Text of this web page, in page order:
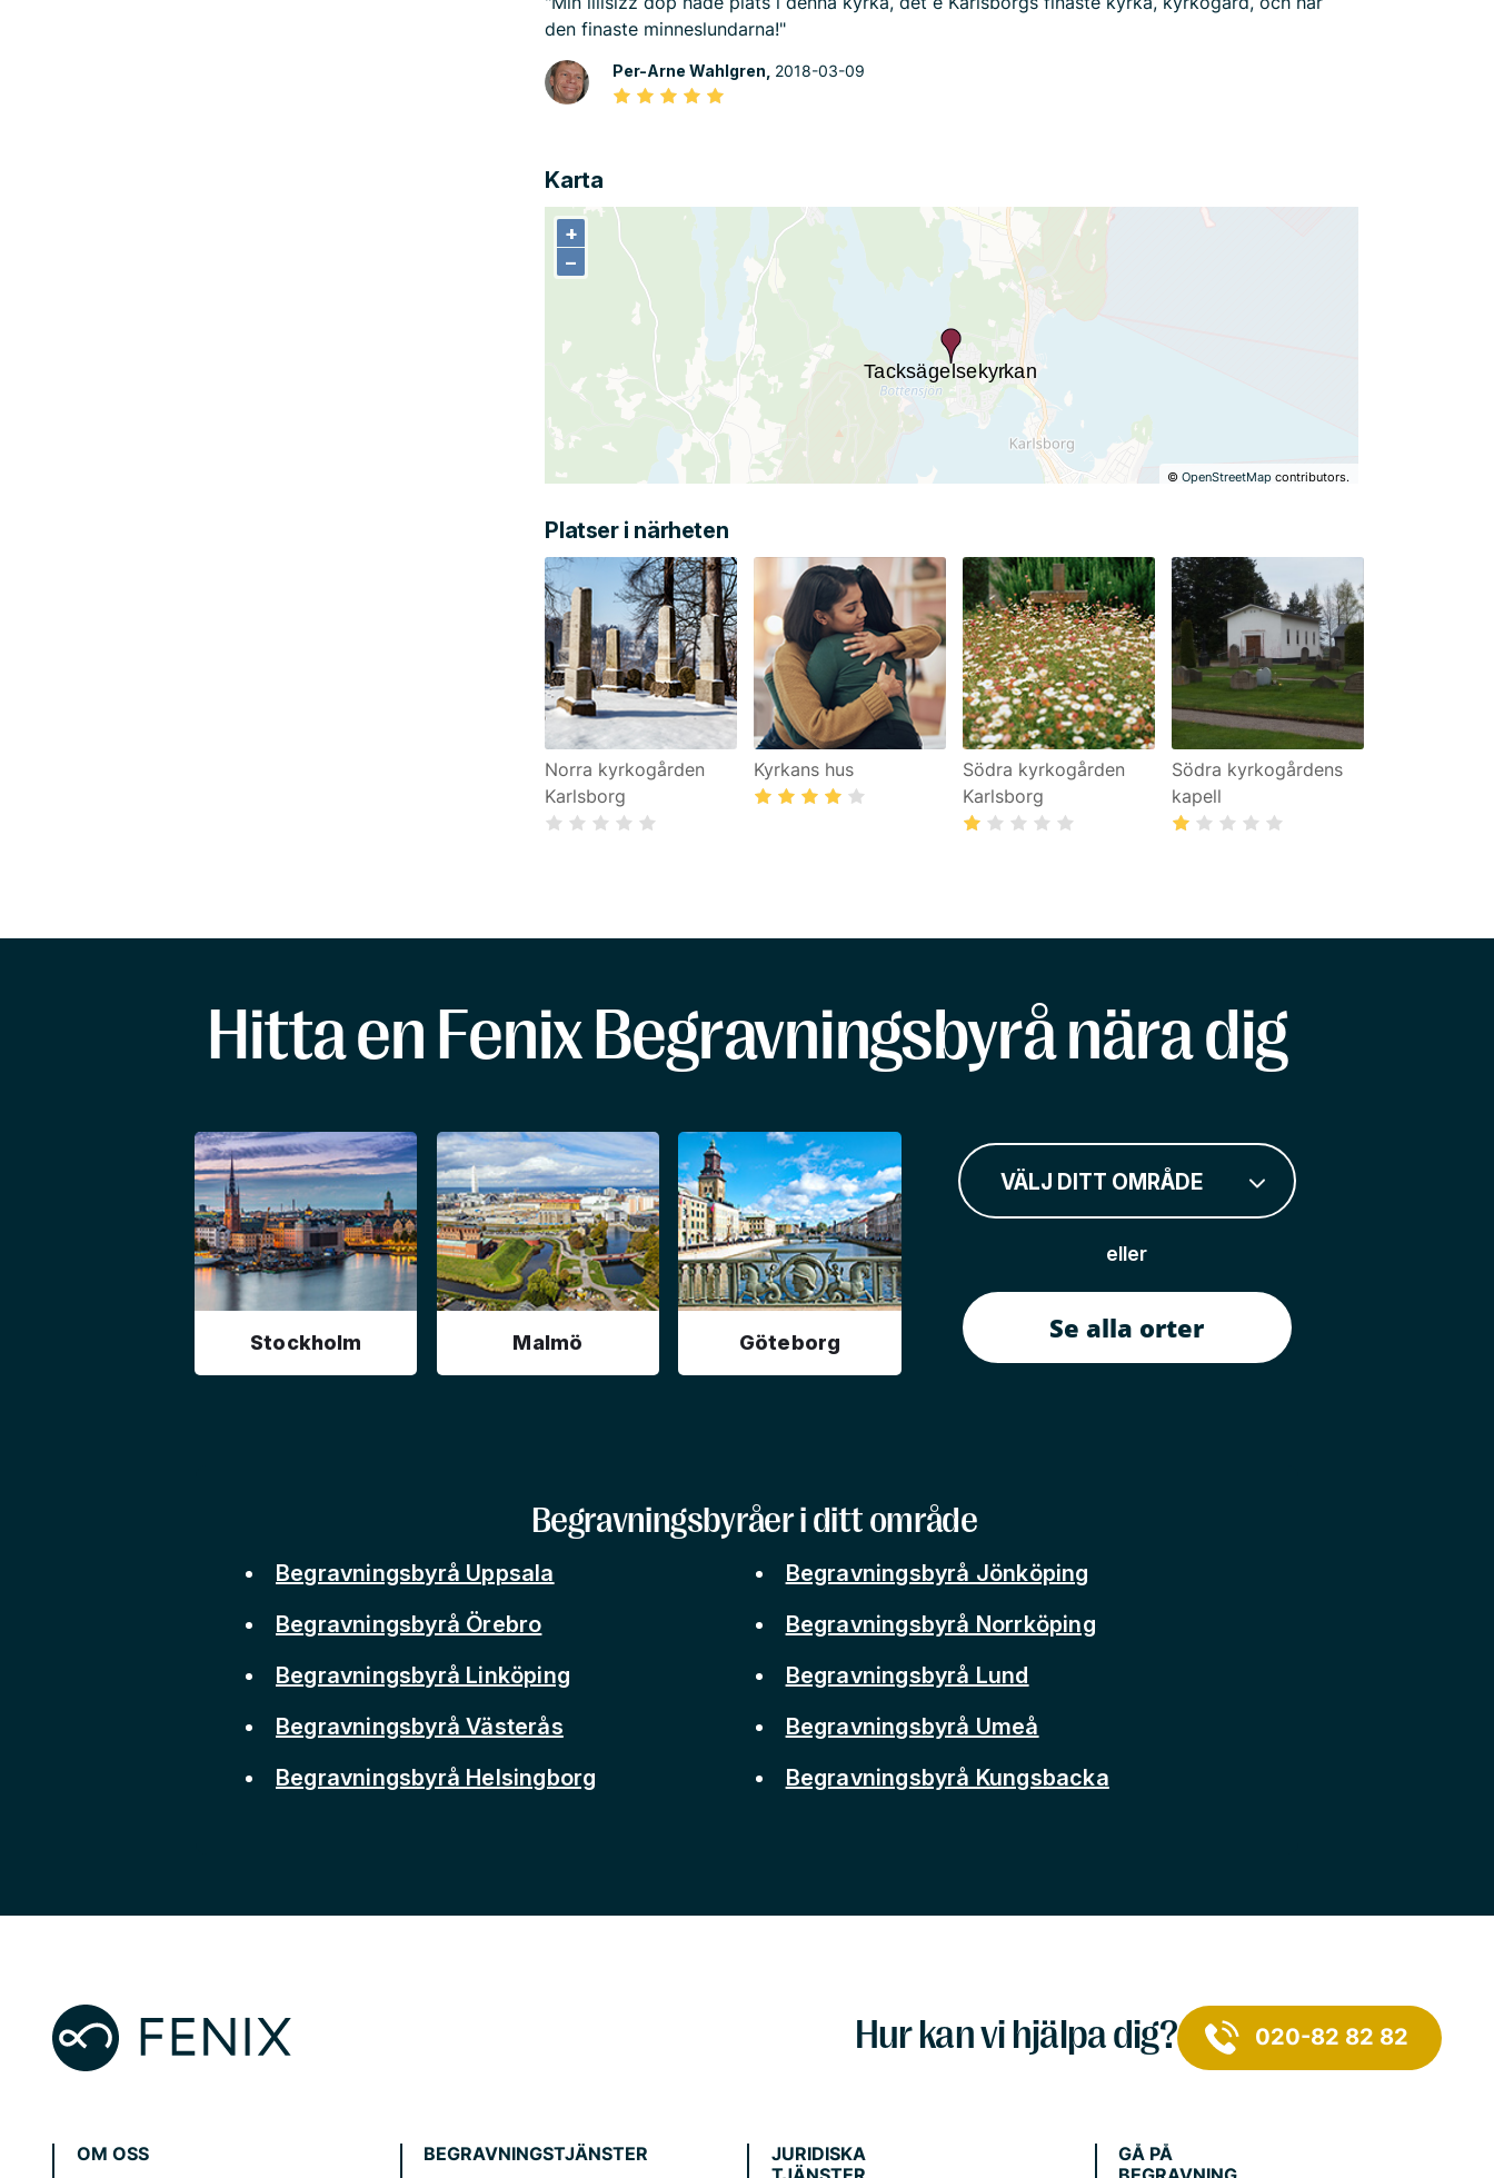
den finaste minneslundarna!"
Per-Arne Wahlgren, 2018-03-09
Karta
+
−
©OpenStreetMap contributors.
+
−
Platser i närheten
Norra kyrkogården
Karlsborg
Kyrkans hus
Södra kyrkogården
Karlsborg
Södra kyrkogårdens
kapell
Hitta en Fenix Begravningsbyrå nära dig
Stockholm Malmö Göteborg
VÄLJ DITT OMRÅDE
eller
Se alla orter
Begravningsbyråer i ditt område
Begravningsbyrå Uppsala
Begravningsbyrå Örebro
Begravningsbyrå Linköping
Begravningsbyrå Västerås
Begravningsbyrå Helsingborg
Begravningsbyrå Jönköping
Begravningsbyrå Norrköping
Begravningsbyrå Lund
Begravningsbyrå Umeå
Begravningsbyrå Kungsbacka
Hur kan vi hjälpa dig? 020-82 82 82
OM OSS BEGRAVNINGSTJÄNSTER
JURIDISKA
GÅ PÅ